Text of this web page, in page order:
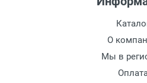
Доставляем товар
Сдэк до
О
Мы в